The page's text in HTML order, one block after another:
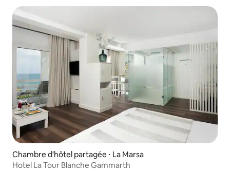
Chambre d'hôtel partagée ⋅ La Marsa
Hotel La Tour Blanche Gammarth